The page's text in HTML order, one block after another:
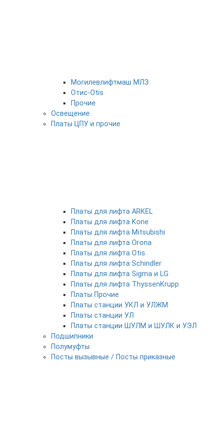
Могилевлифтмаш МЛЗ
Отис-Otis
Прочие
Освещение
Платы ЦПУ и прочие
Платы для лифта ARKEL
Платы для лифта Kone
Платы для лифта Mitsubishi
Платы для лифта Orona
Платы для лифта Otis
Платы для лифта Schindler
Платы для лифта Sigma и LG
Платы для лифта ThyssenKrupp
Платы Прочие
Платы станции УКЛ и УЛЖМ
Платы станции УЛ
Платы станции ШУЛМ и ШУЛК и УЭЛ
Подшипники
Полумуфты
Посты вызывные / Посты приказные